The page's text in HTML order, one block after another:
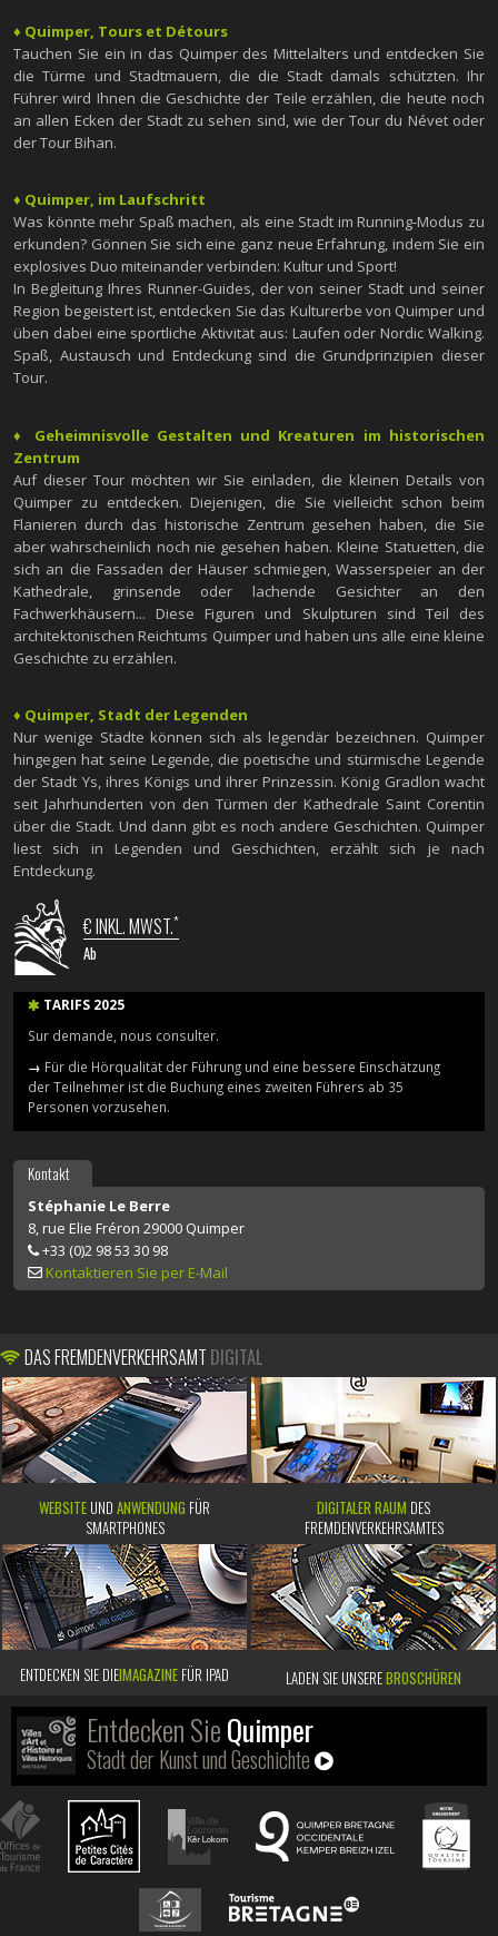
♦ Quimper, Tours et Détours
Tauchen Sie ein in das Quimper des Mittelalters und entdecken Sie
die Türme und Stadtmauern, die die Stadt damals schützten. Ihr
Führer wird Ihnen die Geschichte der Teile erzählen, die heute noch
an allen Ecken der Stadt zu sehen sind, wie der Tour du Névet oder
der Tour Bihan.
♦ Quimper, im Laufschritt
Was könnte mehr Spaß machen, als eine Stadt im Running-Modus zu
erkunden? Gönnen Sie sich eine ganz neue Erfahrung, indem Sie ein
explosives Duo miteinander verbinden: Kultur und Sport!
In Begleitung Ihres Runner-Guides, der von seiner Stadt und seiner
Region begeistert ist, entdecken Sie das Kulturerbe von Quimper und
üben dabei eine sportliche Aktivität aus: Laufen oder Nordic Walking.
Spaß, Austausch und Entdeckung sind die Grundprinzipien dieser
Tour.
♦ Geheimnisvolle Gestalten und Kreaturen im historischen
Zentrum
Auf dieser Tour möchten wir Sie einladen, die kleinen Details von
Quimper zu entdecken. Diejenigen, die Sie vielleicht schon beim
Flanieren durch das historische Zentrum gesehen haben, die Sie
aber wahrscheinlich noch nie gesehen haben. Kleine Statuetten, die
sich an die Fassaden der Häuser schmiegen, Wasserspeier an der
Kathedrale, grinsende oder lachende Gesichter an den
Fachwerkhäusern... Diese Figuren und Skulpturen sind Teil des
architektonischen Reichtums Quimper und haben uns alle eine kleine
Geschichte zu erzählen.
♦ Quimper, Stadt der Legenden
Nur wenige Städte können sich als legendär bezeichnen. Quimper
hingegen hat seine Legende, die poetische und stürmische Legende
der Stadt Ys, ihres Königs und ihrer Prinzessin. König Gradlon wacht
seit Jahrhunderten von den Türmen der Kathedrale Saint Corentin
über die Stadt. Und dann gibt es noch andere Geschichten. Quimper
liest sich in Legenden und Geschichten, erzählt sich je nach
Entdeckung.
€ INKL. MWST.*
Ab
TARIFS 2025
Sur demande, nous consulter.
→ Für die Hörqualität der Führung und eine bessere Einschätzung
der Teilnehmer ist die Buchung eines zweiten Führers ab 35
Personen vorzusehen.
Kontakt
Stéphanie Le Berre
8, rue Elie Fréron 29000 Quimper
+33 (0)2 98 53 30 98
Kontaktieren Sie per E-Mail
DAS FREMDENVERKEHRSAMT DIGITAL
WEBSITE UND ANWENDUNG FÜR
SMARTPHONES
DIGITALER RAUM DES
FREMDENVERKEHRSAMTES
ENTDECKEN SIE DIEIMAGAZINE FÜR IPAD LADEN SIE UNSEREBROSCHÜREN
Entdecken SieQuimper
Stadt der Kunst und Geschichte